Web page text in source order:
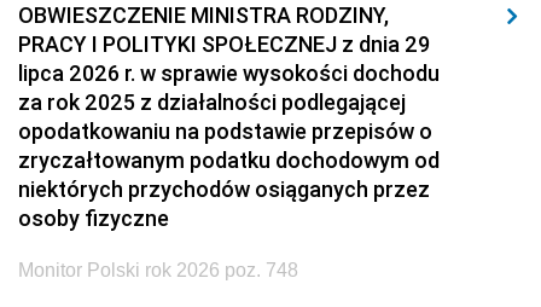
OBWIESZCZENIE MINISTRA RODZINY,
PRACY I POLITYKI SPOŁECZNEJ z dnia 29
lipca 2026 r. w sprawie wysokości dochodu
za rok 2025 z działalności podlegającej
opodatkowaniu na podstawie przepisów o
zryczałtowanym podatku dochodowym od
niektórych przychodów osiąganych przez
osoby fizyczne
Monitor Polski rok 2026 poz. 748